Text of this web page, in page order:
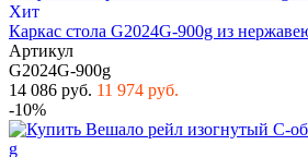
Хит
Каркас стола G2024G-900g из
Артикул
G2024G-900g
14 086 руб. 11 974 руб.
-10%